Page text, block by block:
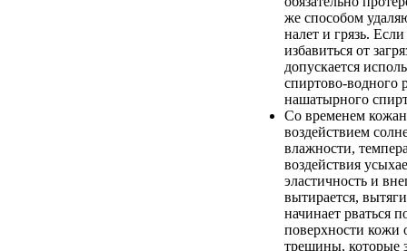
же способом
налет и грязь.
избавиться от
допускается
спиртово-водного
нашатырного
Со временем
воздействием
влажности,
воздействия
эластичность и
вытирается,
начинает рваться
поверхности кожи
трещины, которые